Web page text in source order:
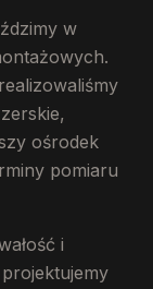
w
ośrodek
pomiaru
i